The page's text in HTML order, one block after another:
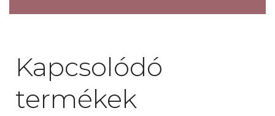
Kapcsolódó
termékek